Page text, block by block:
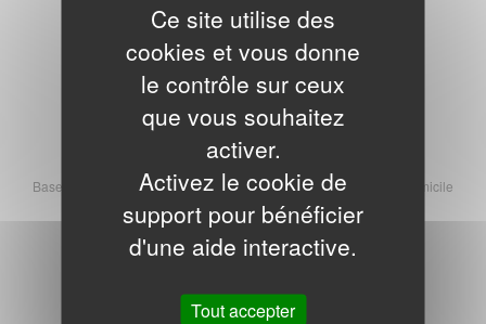
Base de 9.147 numéros de portable SMS des esthéticiennes à domicile
90,00 € HT
Base SMS manucures et ongleries
Ce site utilise des
cookies et vous donne
le contrôle sur ceux
que vous souhaitez
activer.
Activez le cookie de
support pour bénéficier
d'une aide interactive.
Tout accepter